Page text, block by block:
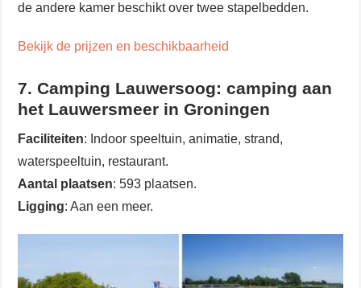
de andere kamer beschikt over twee stapelbedden.
Bekijk de prijzen en beschikbaarheid
7. Camping Lauwersoog: camping aan
het Lauwersmeer in Groningen
Faciliteiten: Indoor speeltuin, animatie, strand,
waterspeeltuin, restaurant.
Aantal plaatsen: 593 plaatsen.
Ligging: Aan een meer.